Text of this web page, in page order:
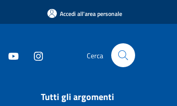
Accedi all'area personale
Cerca
Tutti gli argomenti